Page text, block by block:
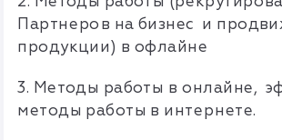
Партнеров на бизнес и
продукции) в офлайне
3. Методы работы в онлайне,
методы работы в интернете.